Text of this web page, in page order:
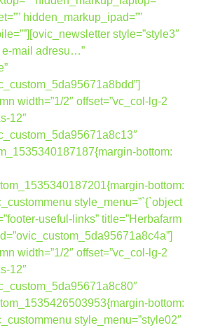
hidden_markup_ipad=””
style=”style3″
e-mail adresu…”
width=”1/2″ offset=”vc_col-lg-2
12″
bottom:
bottom:
style_menu=”`{`object
useful-links” title=”Herbafarm
width=”1/2″ offset=”vc_col-lg-2
12″
bottom:
style_menu=”style02″